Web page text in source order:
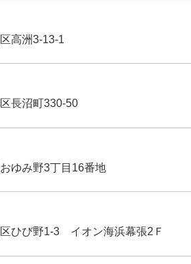
高洲3-13-1
長沼町330-50
ゆみ野3丁目16番地
ひび野1-3 イオン海浜幕張2Ｆ